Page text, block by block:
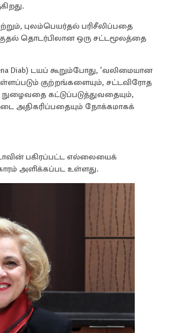
புலம்பெயர்தல் பரிசீலிப்பதை
தொடர்பிலான ஒரு சட்டமூலத்தை
டயப் கூறும்போது, ’வலிமையான
குற்றங்களையும், சட்டவிரோத
கட்டுப்படுத்துவதையும்,
அதிகரிப்பதையும் நோக்கமாகக்
பகிரப்பட்ட எல்லையைக்
அளிக்கப்பட உள்ளது.